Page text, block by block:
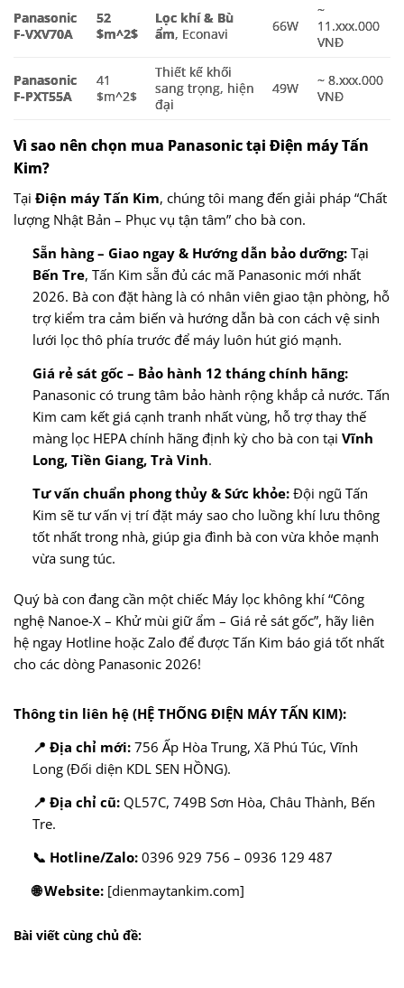
Panasonic
F-VXV70A
52
$m^2$
Lọc khí & Bù
ẩm, Econavi 66W
~
11.xxx.000
VNĐ
Panasonic
F-PXT55A
41
$m^2$
Thiết kế khối
sang trọng, hiện
đại
49W
~ 8.xxx.000
VNĐ
Vì sao nên chọn mua Panasonic tại Điện máy Tấn
Kim?
Tại Điện máy Tấn Kim, chúng tôi mang đến giải pháp “Chất
lượng Nhật Bản – Phục vụ tận tâm” cho bà con.
Sẵn hàng – Giao ngay & Hướng dẫn bảo dưỡng:Tại
Bến Tre, Tấn Kim sẵn đủ các mã Panasonic mới nhất
2026. Bà con đặt hàng là có nhân viên giao tận phòng, hỗ
trợ kiểm tra cảm biến và hướng dẫn bà con cách vệ sinh
lưới lọc thô phía trước để máy luôn hút gió mạnh.
Giá rẻ sát gốc – Bảo hành 12 tháng chính hãng:
Panasonic có trung tâm bảo hành rộng khắp cả nước. Tấn
Kim cam kết giá cạnh tranh nhất vùng, hỗ trợ thay thế
màng lọc HEPA chính hãng định kỳ cho bà con tại Vĩnh
Long, Tiền Giang, Trà Vinh.
Tư vấn chuẩn phong thủy & Sức khỏe:Đội ngũ Tấn
Kim sẽ tư vấn vị trí đặt máy sao cho luồng khí lưu thông
tốt nhất trong nhà, giúp gia đình bà con vừa khỏe mạnh
vừa sung túc.
Quý bà con đang cần một chiếc Máy lọc không khí “Công
nghệ Nanoe-X – Khử mùi giữ ẩm – Giá rẻ sát gốc”, hãy liên
hệ ngay Hotline hoặc Zalo để được Tấn Kim báo giá tốt nhất
cho các dòng Panasonic 2026!
Thông tin liên hệ (HỆ THỐNG ĐIỆN MÁY TẤN KIM):
📍 Địa chỉ mới:756 Ấp Hòa Trung, Xã Phú Túc, Vĩnh
Long (Đối diện KDL SEN HỒNG).
📍 Địa chỉ cũ:QL57C, 749B Sơn Hòa, Châu Thành, Bến
Tre.
📞 Hotline/Zalo:0396 929 756 – 0936 129 487
🌐 Website:[dienmaytankim.com]
Bài viết cùng chủ đề: